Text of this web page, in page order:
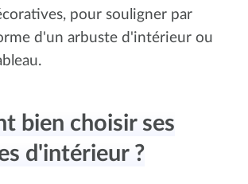
pour souligner par
d'un arbuste d'intérieur ou
bien choisir ses
d'intérieur ?